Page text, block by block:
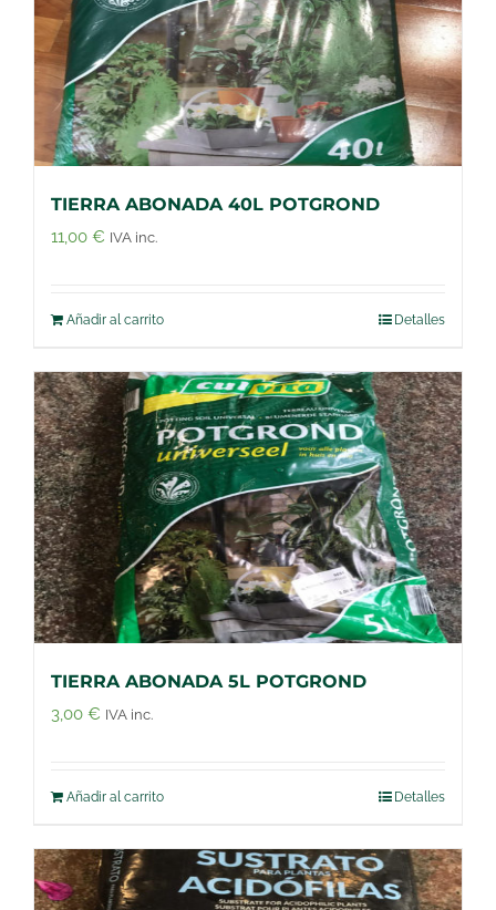
TIERRA ABONADA 40L POTGROND
11,00 € IVA inc.
Añadir al carrito Detalles
TIERRA ABONADA 5L POTGROND
3,00 € IVA inc.
Añadir al carrito Detalles